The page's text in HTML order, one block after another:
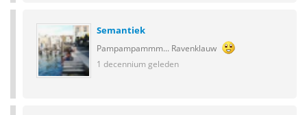
Semantiek
Pampampammm... Ravenklauw
1 decennium geleden